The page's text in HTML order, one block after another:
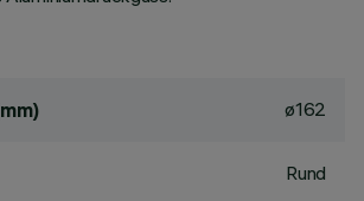
ø162
Rund